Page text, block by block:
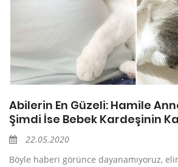
Abilerin En Güzeli: Hamile
Şimdi İse Bebek Kardeşinin
22.05.2020
Böyle haberi görünce dayanamıyoruz,